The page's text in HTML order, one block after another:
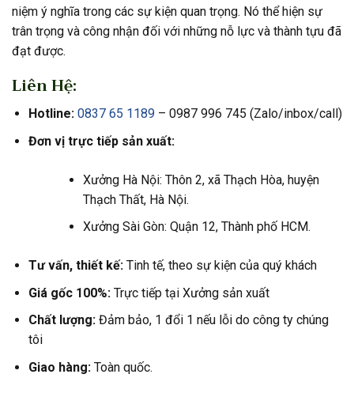
niệm ý nghĩa trong các sự kiện quan trọng. Nó thể hiện sự
trân trọng và công nhận đối với những nỗ lực và thành tựu đã
đạt được.
Liên Hệ:
Hotline: 0837 65 1189– 0987 996 745 (Zalo/inbox/call)
Đơn vị trực tiếp sản xuất:
Xưởng Hà Nội: Thôn 2, xã Thạch Hòa, huyện
Thạch Thất, Hà Nội.
Xưởng Sài Gòn: Quận 12, Thành phố HCM.
Tư vấn, thiết kế:Tinh tế, theo sự kiện của quý khách
Giá gốc 100%:Trực tiếp tại Xưởng sản xuất
Chất lượng:Đảm bảo, 1 đổi 1 nếu lỗi do công ty chúng
tôi
Giao hàng:Toàn quốc.